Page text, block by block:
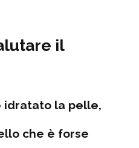
il
idratato la pelle,
che è forse